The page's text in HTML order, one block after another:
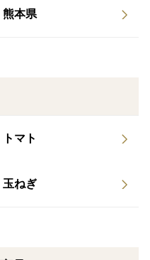
熊本県
トマト
玉ねぎ